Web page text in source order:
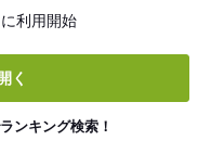
利用開始
く
ンキング検索！